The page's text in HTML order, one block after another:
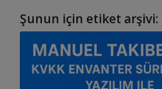
Şunun için etiket arşivi: